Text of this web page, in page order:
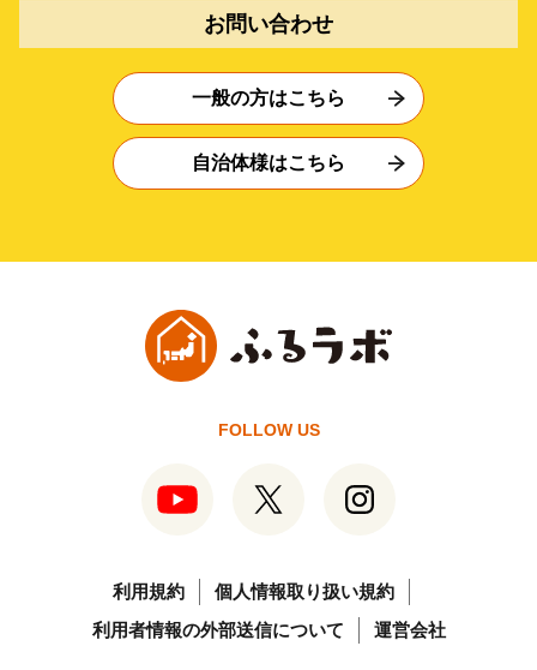
お問い合わせ
一般の方はこちら
自治体様はこちら
FOLLOW US
利用規約
個人情報取り扱い規約
利用者情報の外部送信について
運営会社